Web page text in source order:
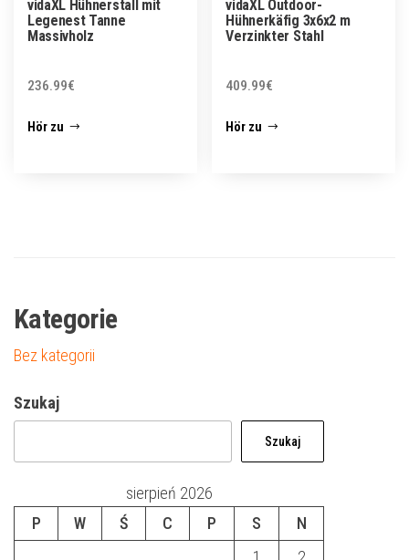
vidaXL Hühnerstall mit
Legenest Tanne
Massivholz
236.99€
Hör zu
vidaXL Outdoor-
Hühnerkäfig 3x6x2 m
Verzinkter Stahl
409.99€
Hör zu
Kategorie
Bez kategorii
Szukaj
Szukaj
sierpień 2026
P
W Ś C P S
N